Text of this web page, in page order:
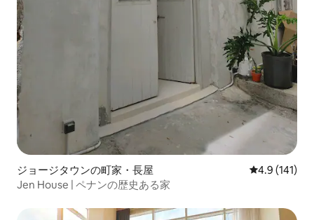
ジョージタウンの町家・長屋 レビュー141
4.9 (141)
Jen House | ペナンの歴史ある家